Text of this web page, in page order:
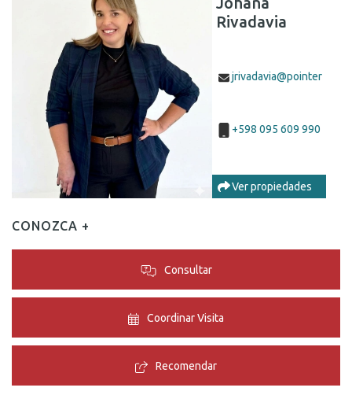
Rivadavia
jrivadavia@pointer
+598 095 609 990
Ver propiedades
CONOZCA +
Consultar
Coordinar Visita
Recomendar